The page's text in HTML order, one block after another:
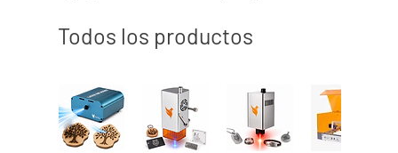
Todos los productos